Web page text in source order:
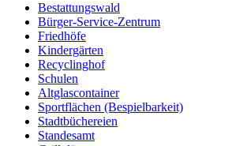
Bestattungswald
Bürger-Service-Zentrum
Friedhöfe
Kindergärten
Recyclinghof
Schulen
Altglascontainer
Sportflächen (Bespielbarkeit)
Stadtbüchereien
Standesamt